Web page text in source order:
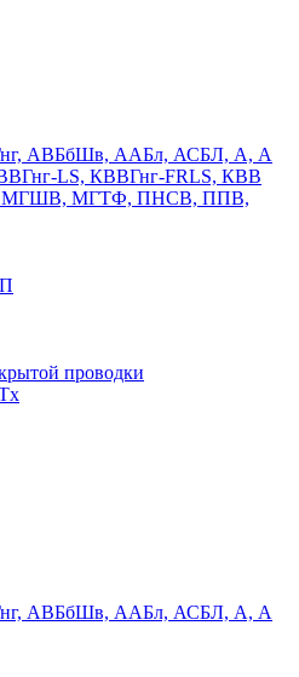
АВБбШв, ААБл, АСБЛ, А, А
LS, КВВГнг-FRLS, КВВ
МГТФ, ПНСВ, ППВ,
проводки
АВБбШв, ААБл, АСБЛ, А, А